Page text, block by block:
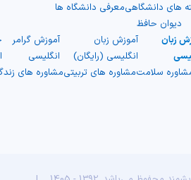
های دانشگاهیمعرفی دانشگاه ها
دیوان حافظ
زبان
آموزش زبان
انگلیسی (رایگان)
آموزش گرامر
انگلیسی
سلامتمشاوره های تربیتیمشاوره های